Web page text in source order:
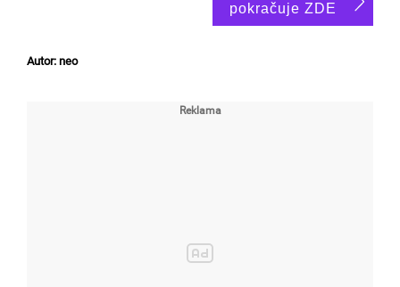
pokračuje ZDE
Autor: neo